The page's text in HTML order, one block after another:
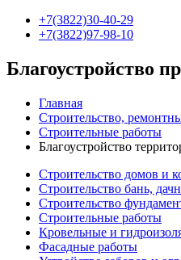
+7(3822)30-40-29
+7(3822)97-98-10
Благоустройство
Главная
Строительство,
Строительные работы
Благоустройство
Строительство домов и
Строительство бань,
Строительство
Строительные работы
Кровельные и
Фасадные работы